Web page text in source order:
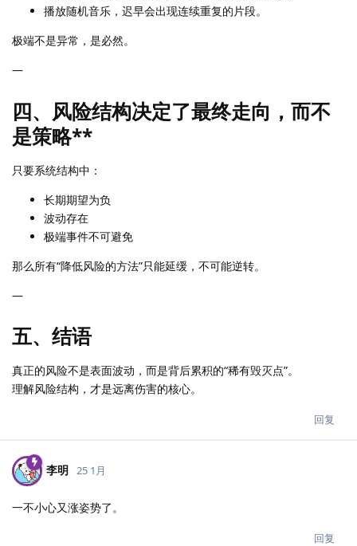
播放随机音乐，迟早会出现连续重复的片段。
极端不是异常，是必然。
—
四、风险结构决定了最终走向，而不
是策略**
只要系统结构中：
长期期望为负
波动存在
极端事件不可避免
那么所有“降低风险的方法”只能延缓，不可能逆转。
—
五、结语
真正的风险不是表面波动，而是背后累积的“稀有毁灭点”。
理解风险结构，才是远离伤害的核心。
回复
李明 25 1月
一不小心又涨姿势了。
回复